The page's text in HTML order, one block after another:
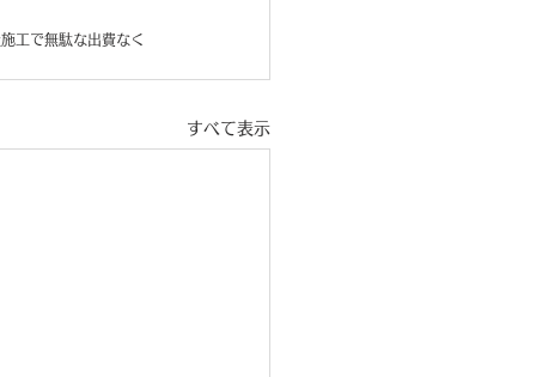
工で無駄な出費なく
すべて表示